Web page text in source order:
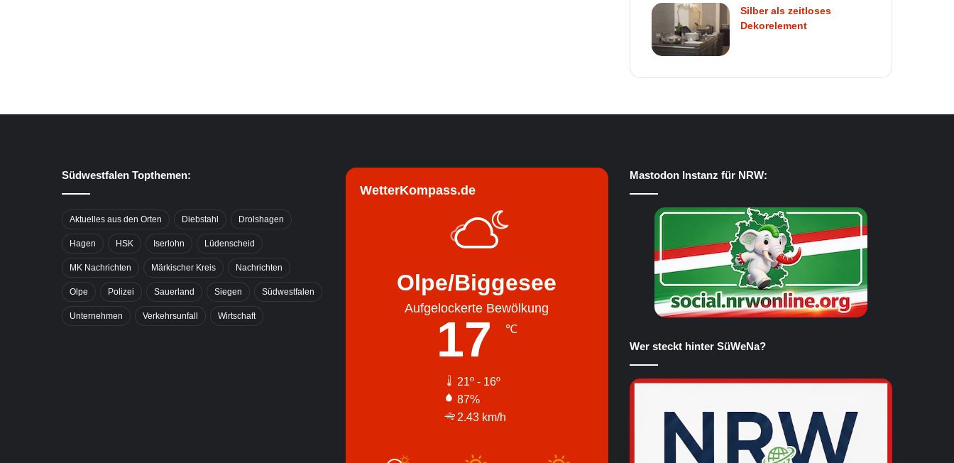
Silber als zeitloses
Dekorelement
Südwestfalen Topthemen:
Aktuelles aus den Orten Diebstahl Drolshagen
Hagen HSK Iserlohn Lüdenscheid
MK Nachrichten Märkischer Kreis Nachrichten
Olpe Polizei Sauerland Siegen Südwestfalen
Unternehmen Verkehrsunfall Wirtschaft
WetterKompass.de
Olpe/Biggesee
Aufgelockerte Bewölkung
17 ℃
21º - 16º
87%
2.43 km/h
Mastodon Instanz für NRW:
Wer steckt hinter SüWeNa?